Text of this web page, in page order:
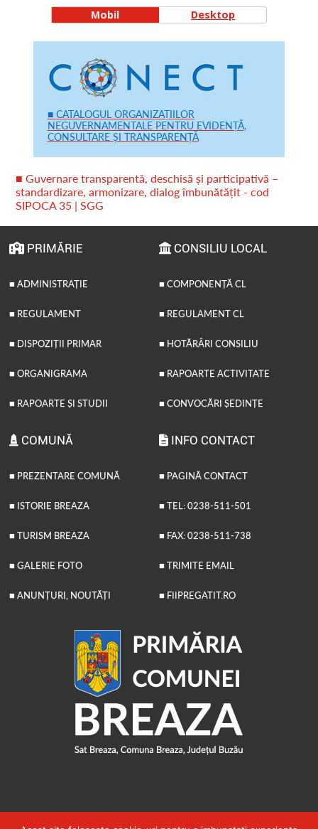
Mobil Desktop
■ CATALOGUL ORGANIZAȚIILOR
NEGUVERNAMENTALE PENTRU EVIDENȚĂ,
CONSULTARE ȘI TRANSPARENȚĂ
■ Guvernare transparentă, deschisă și participativă –
standardizare, armonizare, dialog îmbunătățit - cod
SIPOCA 35 | SGG
PRIMĂRIE
■ ADMINISTRAȚIE
■ REGULAMENT
■ DISPOZIȚII PRIMAR
■ ORGANIGRAMA
■ RAPOARTE ȘI STUDII
CONSILIU LOCAL
■ COMPONENȚĂ CL
■ REGULAMENT CL
■ HOTĂRÂRI CONSILIU
■ RAPOARTE ACTIVITATE
■ CONVOCĂRI ȘEDINȚE
COMUNĂ
■ PREZENTARE COMUNĂ
■ ISTORIE BREAZA
■ TURISM BREAZA
■ GALERIE FOTO
■ ANUNȚURI, NOUTĂȚI
INFO CONTACT
■ PAGINĂ CONTACT
■ TEL: 0238-511-501
■ FAX: 0238-511-738
■ TRIMITE EMAIL
■ FIIPREGATIT.RO